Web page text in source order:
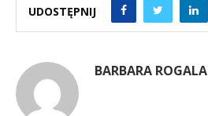
UDOSTĘPNIJ
BARBARA ROGALA